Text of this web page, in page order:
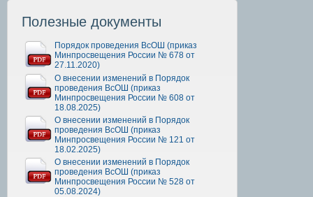
Полезные документы
Порядок проведения ВсОШ (приказ
Минпросвещения России № 678 от
27.11.2020)
О внесении изменений в Порядок
проведения ВсОШ (приказ
Минпросвещения России № 608 от
18.08.2025)
О внесении изменений в Порядок
проведения ВсОШ (приказ
Минпросвещения России № 121 от
18.02.2025)
О внесении изменений в Порядок
проведения ВсОШ (приказ
Минпросвещения России № 528 от
05.08.2024)